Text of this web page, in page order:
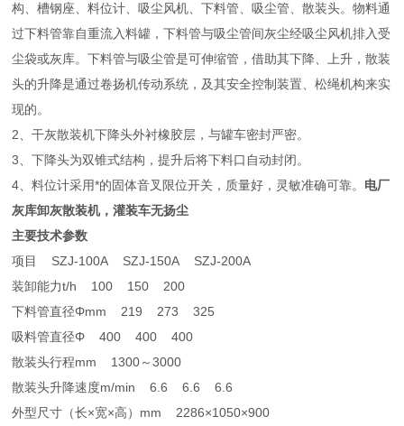
构、槽钢座、料位计、吸尘风机、下料管、吸尘管、散装头。物料通
过下料管靠自重流入料罐，下料管与吸尘管间灰尘经吸尘风机排入受
尘袋或灰库。下料管与吸尘管是可伸缩管，借助其下降、上升，散装
头的升降是通过卷扬机传动系统，及其安全控制装置、松绳机构来实
现的。
2、干灰散装机下降头外衬橡胶层，与罐车密封严密。
3、下降头为双锥式结构，提升后将下料口自动封闭。
4、料位计采用*的固体音叉限位开关，质量好，灵敏准确可靠。 电厂
灰库卸灰散装机，灌装车无扬尘
主要技术参数
项目 SZJ-100A SZJ-150A SZJ-200A
装卸能力t/h 100 150 200
下料管直径Φmm 219 273 325
吸料管直径Φ 400 400 400
散装头行程mm 1300～3000
散装头升降速度m/min 6.6 6.6 6.6
外型尺寸（长×宽×高）mm 2286×1050×900